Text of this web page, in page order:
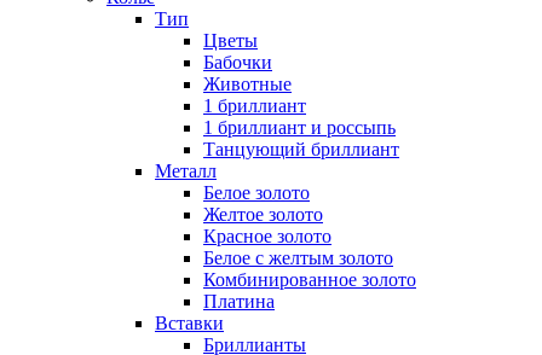
Тип
Цветы
Бабочки
Животные
1 бриллиант
1 бриллиант и россыпь
Танцующий бриллиант
Металл
Белое золото
Желтое золото
Красное золото
Белое с желтым золото
Комбинированное золото
Платина
Вставки
Бриллианты